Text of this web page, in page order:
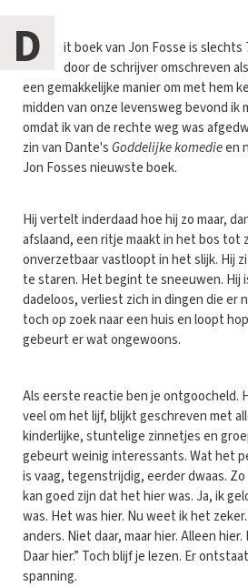
D
it boek van Jon Fosse is slechts
door de schrijver omschreven
een gemakkelijke manier om met hem
midden van onze levensweg bevond ik
omdat ik van de rechte weg was
zin van Dante'sGoddelijke komedieen
Jon Fosses nieuwste boek.
Hij vertelt inderdaad hoe hij zo maar,
afslaand, een ritje maakt in het bos tot
onverzetbaar vastloopt in het slijk. Hij
te staren. Het begint te sneeuwen. Hij
dadeloos, verliest zich in dingen die er
toch op zoek naar een huis en loopt
gebeurt er wat ongewoons.
Als eerste reactie ben je ontgoocheld.
veel om het lijf, blijkt geschreven met
kinderlijke, stuntelige zinnetjes en
gebeurt weinig interessants. Wat het
is vaag, tegenstrijdig, eerder dwaas.
kan goed zijn dat het hier was. Ja, ik
was. Het was hier. Nu weet ik het
anders. Niet daar, maar hier. Alleen hier.
Daar hier.” Toch blijf je lezen. Er
spanning.